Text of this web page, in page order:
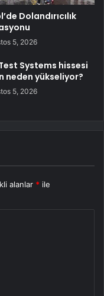
Dolandırıcılık
5, 2026
Systems hissesi
neden yükseliyor?
5, 2026
alanlar * ile